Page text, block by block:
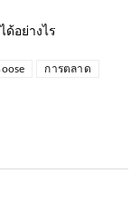
อย่างไร
การตลาด